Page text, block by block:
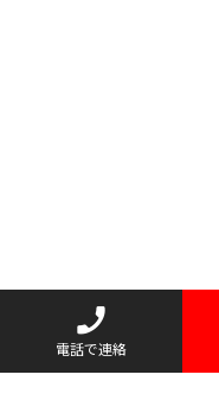
電話で連絡